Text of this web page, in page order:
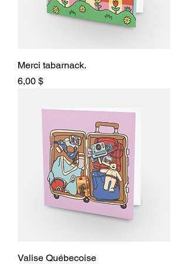
Merci tabarnack.
Prix
6,00 $
Valise Québecoise